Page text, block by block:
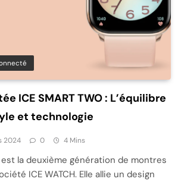
ICE SMART TWO : L’équilibre
et technologie
2024 0 4 Mins
est la deuxième génération de montres
ICE WATCH. Elle allie un design